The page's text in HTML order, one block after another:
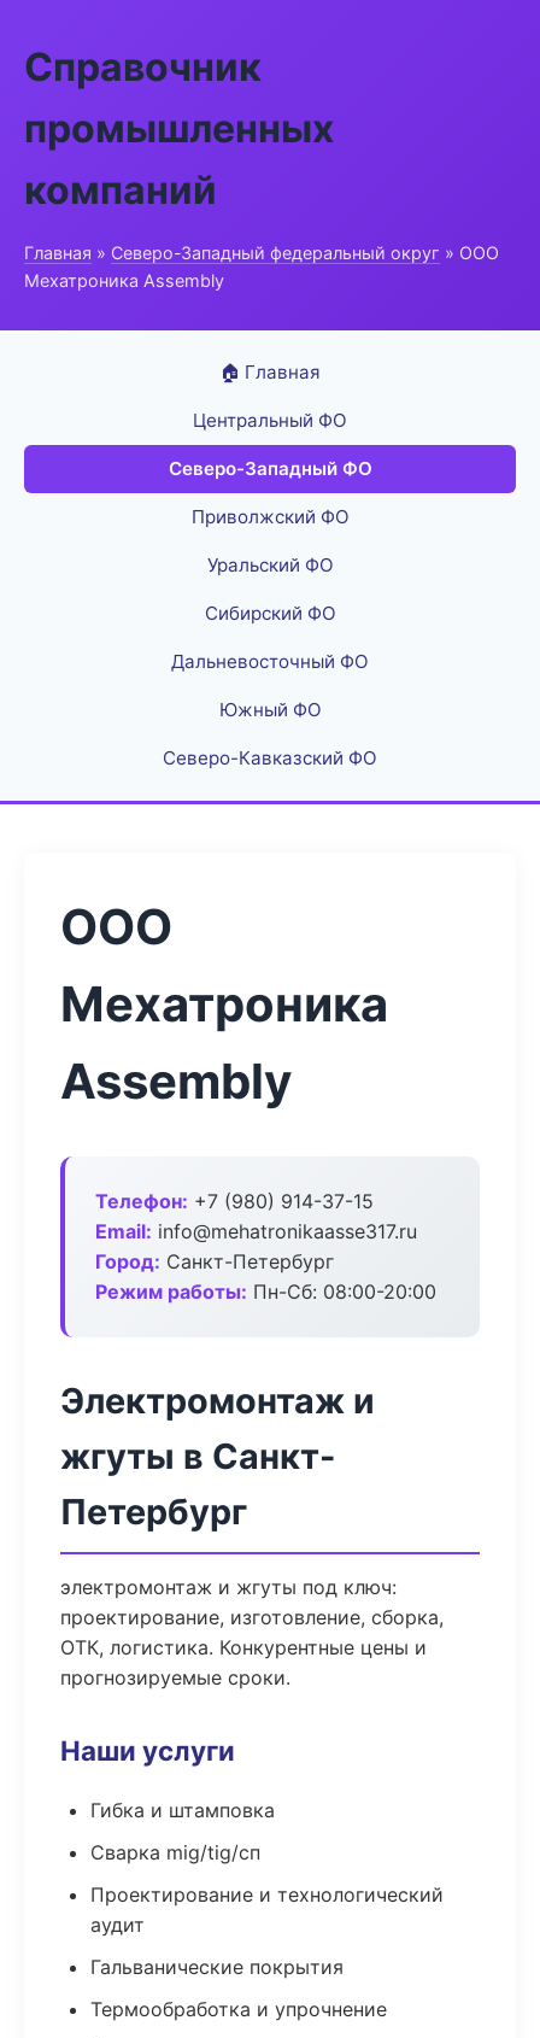
Справочник
промышленных
компаний
Главная » Северо-Западный федеральный округ » ООО
Мехатроника Assembly
🏠 Главная
Центральный ФО
Северо-Западный ФО
Приволжский ФО
Уральский ФО
Сибирский ФО
Дальневосточный ФО
Южный ФО
Северо-Кавказский ФО
ООО
Мехатроника
Assembly
Телефон: +7 (980) 914-37-15
Email: info@mehatronikaasse317.ru
Город: Санкт-Петербург
Режим работы: Пн-Сб: 08:00-20:00
Электромонтаж и
жгуты в Санкт-
Петербург
электромонтаж и жгуты под ключ:
проектирование, изготовление, сборка,
ОТК, логистика. Конкурентные цены и
прогнозируемые сроки.
Наши услуги
Гибка и штамповка
Сварка mig/tig/сп
Проектирование и технологический
аудит
Гальванические покрытия
Термообработка и упрочнение